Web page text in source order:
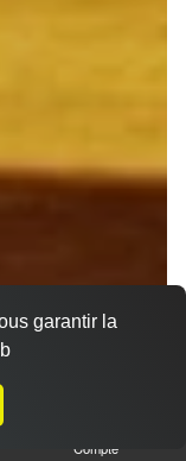
Compte
garantir la